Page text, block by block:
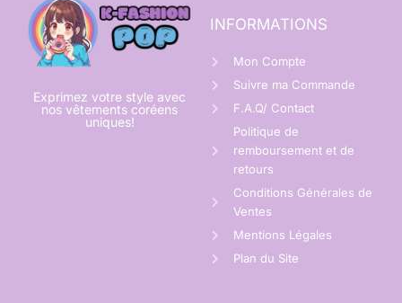
Exprimez votre style avec
nos vêtements coréens
uniques!
INFORMATIONS
Mon Compte
Suivre ma Commande
F.A.Q/ Contact
Politique de
remboursement et de
retours
Conditions Générales de
Ventes
Mentions Légales
Plan du Site